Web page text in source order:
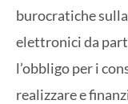
burocratiche
elettronici da
l’obbligo per i
realizzare e